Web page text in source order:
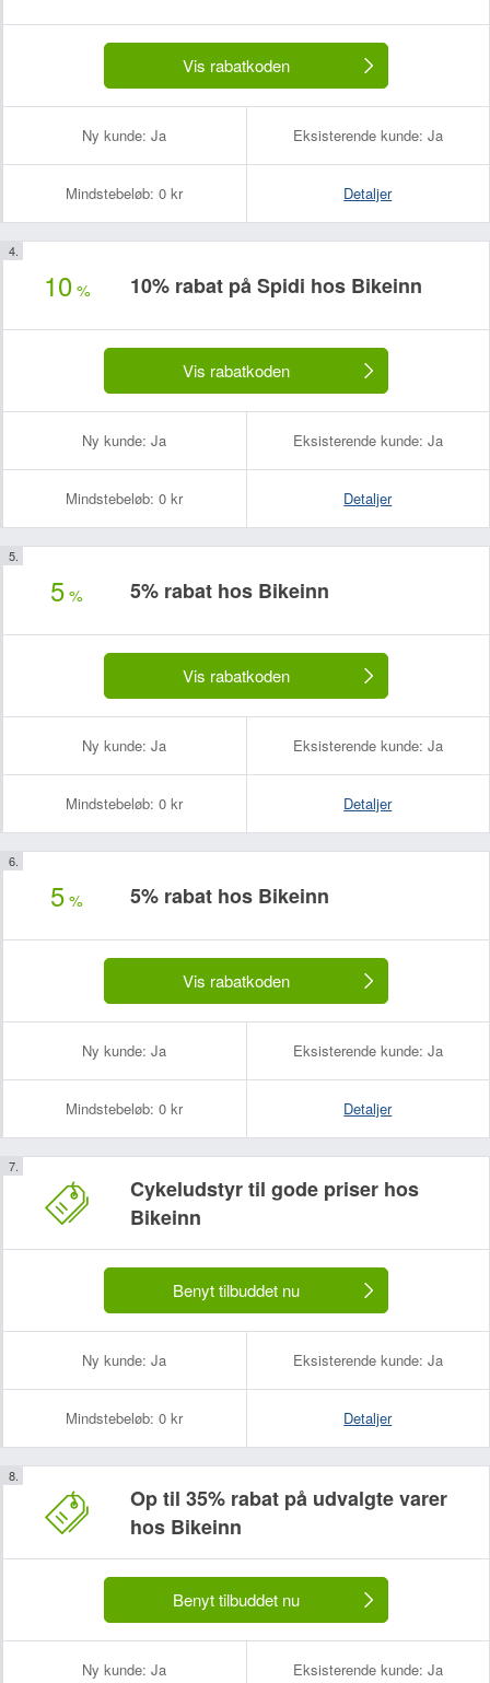
Vis rabatkoden
Ny kunde: Ja Eksisterende kunde: Ja
Mindstebeløb: 0 kr Detaljer
10 % 10% rabat på Spidi hos Bikeinn
Vis rabatkoden
Ny kunde: Ja Eksisterende kunde: Ja
Mindstebeløb: 0 kr Detaljer
5% 5% rabat hos Bikeinn
Vis rabatkoden
Ny kunde: Ja Eksisterende kunde: Ja
Mindstebeløb: 0 kr Detaljer
5% 5% rabat hos Bikeinn
Vis rabatkoden
Ny kunde: Ja Eksisterende kunde: Ja
Mindstebeløb: 0 kr Detaljer
Cykeludstyr til gode priser hos
Bikeinn
Benyt tilbuddet nu
Ny kunde: Ja Eksisterende kunde: Ja
Mindstebeløb: 0 kr Detaljer
Op til 35% rabat på udvalgte varer
hos Bikeinn
Benyt tilbuddet nu
Ny kunde: Ja Eksisterende kunde: Ja